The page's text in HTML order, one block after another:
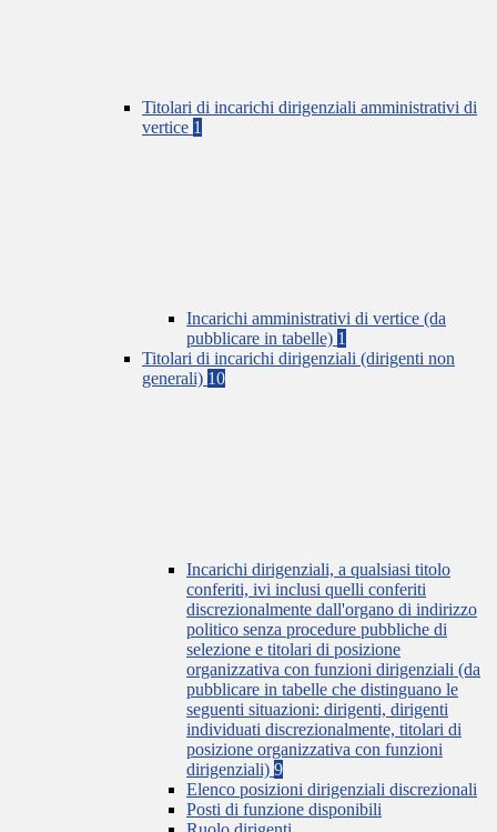
Titolari di incarichi dirigenziali amministrativi di
vertice 1
Incarichi amministrativi di vertice (da
pubblicare in tabelle) 1
Titolari di incarichi dirigenziali (dirigenti non
generali) 10
Incarichi dirigenziali, a qualsiasi titolo
conferiti, ivi inclusi quelli conferiti
discrezionalmente dall'organo di indirizzo
politico senza procedure pubbliche di
selezione e titolari di posizione
organizzativa con funzioni dirigenziali (da
pubblicare in tabelle che distinguano le
seguenti situazioni: dirigenti, dirigenti
individuati discrezionalmente, titolari di
posizione organizzativa con funzioni
dirigenziali) 9
Elenco posizioni dirigenziali discrezionali
Posti di funzione disponibili